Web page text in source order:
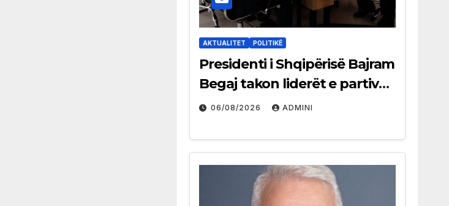
AKTUALITET POLITIKË
Presidenti i Shqipërisë Bajram
Begaj takon liderët e partive
shqiptare në Ulqin
06/08/2026 ADMINI